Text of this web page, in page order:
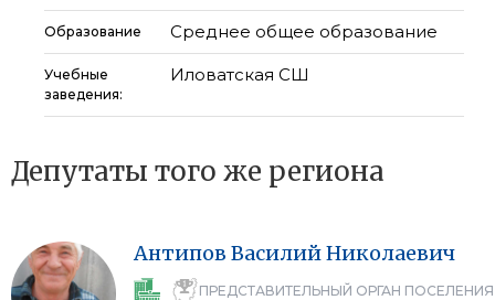
Образование Среднее общее образование
Учебные
заведения:
Иловатская СШ
Депутаты того же региона
Антипов ВасилийНиколаевич
ПРЕДСТАВИТЕЛЬНЫЙ ОРГАН ПОСЕЛЕНИЯ